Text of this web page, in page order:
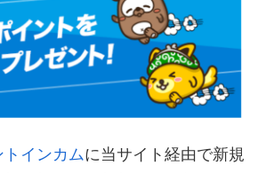
トインカムに当サイト経由で新規